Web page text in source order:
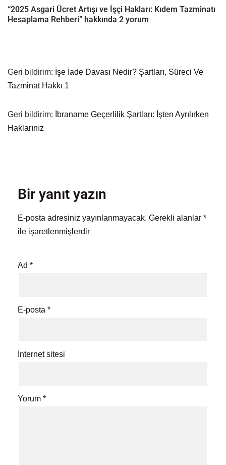
“2025 Asgari Ücret Artışı ve İşçi Hakları: Kıdem Tazminatı
Hesaplama Rehberi” hakkında 2 yorum
Geri bildirim: İşe İade Davası Nedir? Şartları, Süreci Ve
Tazminat Hakkı 1
Geri bildirim:
İbraname Geçerlilik Şartları: İşten Ayrılırken
Haklarınız
Bir yanıt yazın
E-posta adresiniz yayınlanmayacak. Gerekli alanlar *
ile işaretlenmişlerdir
Ad *
E-posta *
İnternet sitesi
Yorum *